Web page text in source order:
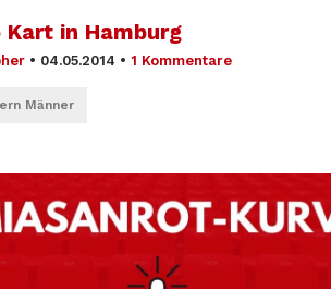
Kart in Hamburg
• 04.05.2014 • 1 Kommentare
Männer